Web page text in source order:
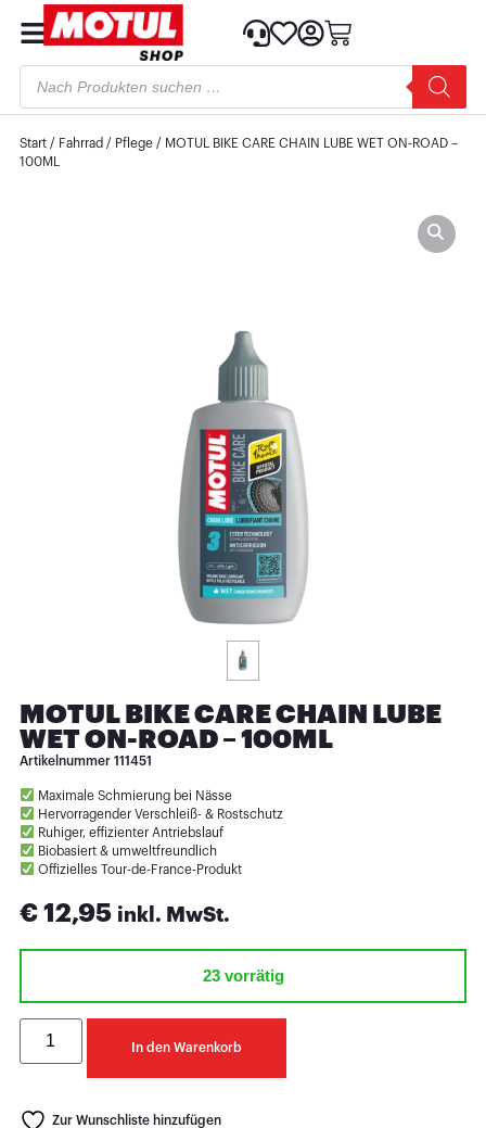
Start/ Fahrrad / Pflege/ MOTUL BIKE CARE CHAIN LUBE WET ON-ROAD –
100ML
MOTUL BIKE CARE CHAIN LUBE
WET ON-ROAD – 100ML
Artikelnummer 111451
Maximale Schmierung bei Nässe
Hervorragender Verschleiß- & Rostschutz
Ruhiger, effizienter Antriebs­lauf
Biobasiert & umweltfreundlich
Offizielles Tour-de-France-Produkt
€12,95 inkl. MwSt.
23 vorrätig
In den Warenkorb
Zur Wunschliste hinzufügen